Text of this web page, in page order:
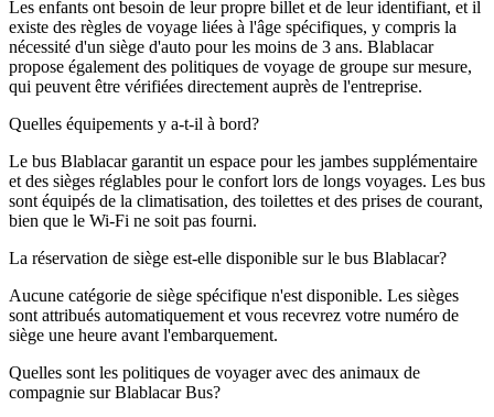
Les enfants ont besoin de leur propre billet et de leur identifiant, et il
existe des règles de voyage liées à l'âge spécifiques, y compris la
nécessité d'un siège d'auto pour les moins de 3 ans. Blablacar
propose également des politiques de voyage de groupe sur mesure,
qui peuvent être vérifiées directement auprès de l'entreprise.
Quelles équipements y a-t-il à bord?
Le bus Blablacar garantit un espace pour les jambes supplémentaire
et des sièges réglables pour le confort lors de longs voyages. Les bus
sont équipés de la climatisation, des toilettes et des prises de courant,
bien que le Wi-Fi ne soit pas fourni.
La réservation de siège est-elle disponible sur le bus Blablacar?
Aucune catégorie de siège spécifique n'est disponible. Les sièges
sont attribués automatiquement et vous recevrez votre numéro de
siège une heure avant l'embarquement.
Quelles sont les politiques de voyager avec des animaux de
compagnie sur Blablacar Bus?